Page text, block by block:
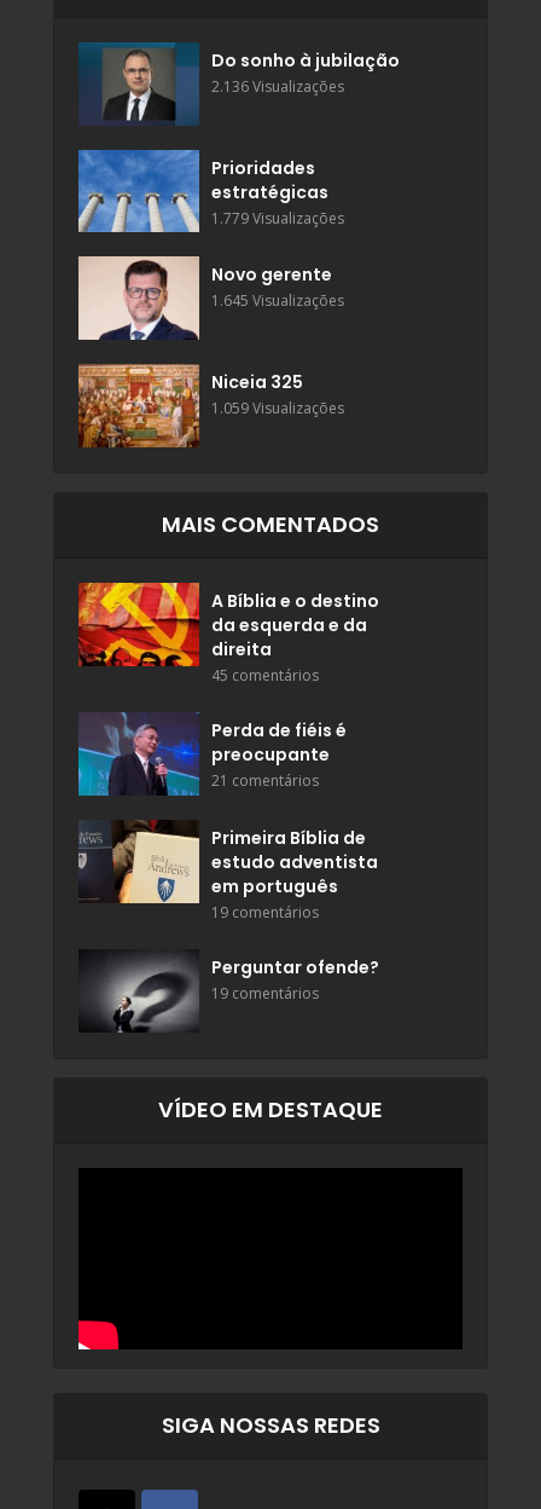
Do sonho à jubilação
2.136 Visualizações
Prioridades
estratégicas
1.779 Visualizações
Novo gerente
1.645 Visualizações
Niceia 325
1.059 Visualizações
MAIS COMENTADOS
A Bíblia e o destino
da esquerda e da
direita
45 comentários
Perda de fiéis é
preocupante
21 comentários
Primeira Bíblia de
estudo adventista
em português
19 comentários
Perguntar ofende?
19 comentários
VÍDEO EM DESTAQUE
SIGA NOSSAS REDES